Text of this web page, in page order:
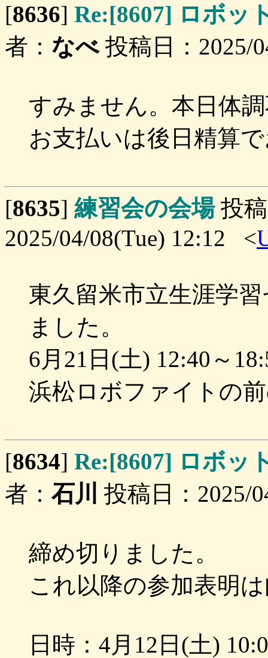
[8636] Re:[8607] ロボッ
者： なべ投稿日：2025/
すみません。本日体
お支払いは後日精算
[8635] 練習会の会場投
2025/04/08(Tue) 12:12 <
東久留米市立生涯学
ました。
6月21日(土) 12:40～
浜松ロボファイトの
[8634] Re:[8607] ロボッ
者： 石川 投稿日：2025/
締め切りました。
これ以降の参加表明
日時：4月12日(土)